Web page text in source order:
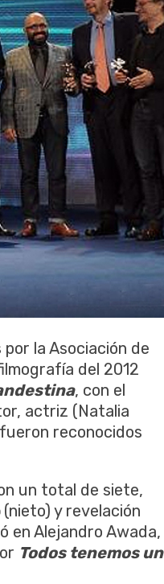
la Asociación de
del 2012
, con el
actriz (Natalia
reconocidos
un total de siete,
(nieto) y revelación
en Alejandro Awada,
Todos tenemos un